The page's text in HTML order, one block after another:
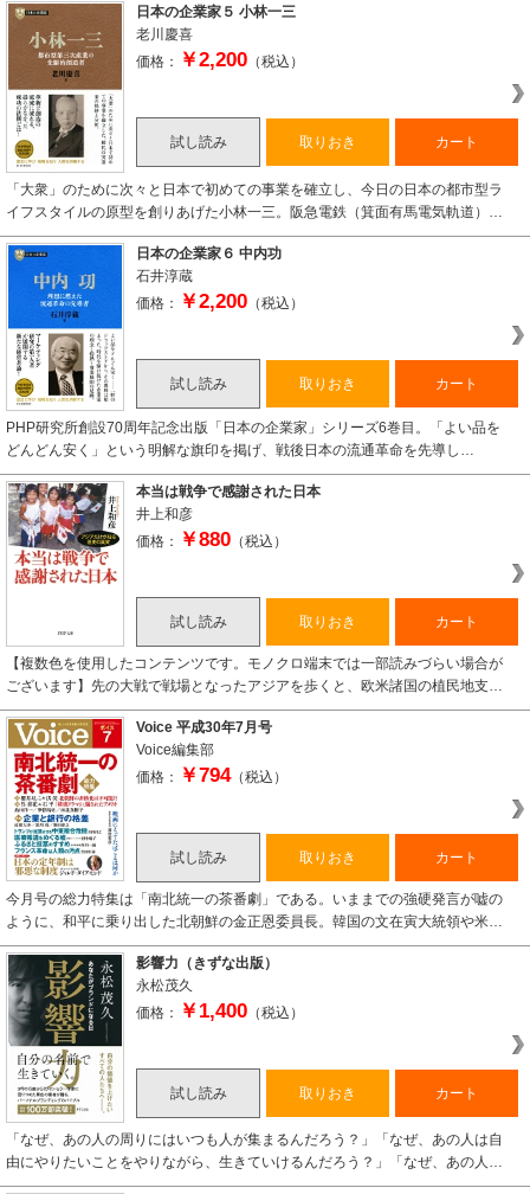
日本の企業家５ 小林一三
老川慶喜
価格：
￥2,200 （税込）
試し読み 取りおき カート
「大衆」のために次々と日本で初めての事業を確立し、今日の日本の都市型ラ
イフスタイルの原型を創りあげた小林一三。阪急電鉄（箕面有馬電気軌道）…
日本の企業家６ 中内功
石井淳蔵
価格：
￥2,200 （税込）
試し読み 取りおき カート
PHP研究所創設70周年記念出版「日本の企業家」シリーズ6巻目。「よい品を
どんどん安く」という明解な旗印を掲げ、戦後日本の流通革命を先導し…
本当は戦争で感謝された日本
井上和彦
価格：
￥880 （税込）
試し読み 取りおき カート
【複数色を使用したコンテンツです。モノクロ端末では一部読みづらい場合が
ございます】先の大戦で戦場となったアジアを歩くと、欧米諸国の植民地支…
Voice 平成30年7月号
Voice編集部
価格：
￥794（税込）
試し読み 取りおき カート
今月号の総力特集は「南北統一の茶番劇」である。いままでの強硬発言が嘘の
ように、和平に乗り出した北朝鮮の金正恩委員長。韓国の文在寅大統領や米…
影響力（きずな出版）
永松茂久
価格：
￥1,400 （税込）
試し読み 取りおき カート
「なぜ、あの人の周りにはいつも人が集まるんだろう？」「なぜ、あの人は自
由にやりたいことをやりながら、生きていけるんだろう？」「なぜ、あの人…